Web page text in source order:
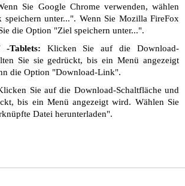
Sie Google Chrome verwenden, wählen
unter...". Wenn Sie Mozilla FireFox
die Option "Ziel speichern unter...".
-Tablets: Klicken Sie auf die Download-
Sie sie gedrückt, bis ein Menü angezeigt
die Option "Download-Link".
Sie auf die Download-Schaltfläche und
bis ein Menü angezeigt wird. Wählen Sie
Datei herunterladen".